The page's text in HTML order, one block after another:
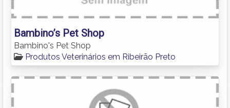
Bambino’s Pet Shop
Bambino's Pet Shop
Produtos Veterinários em Ribeirão Preto